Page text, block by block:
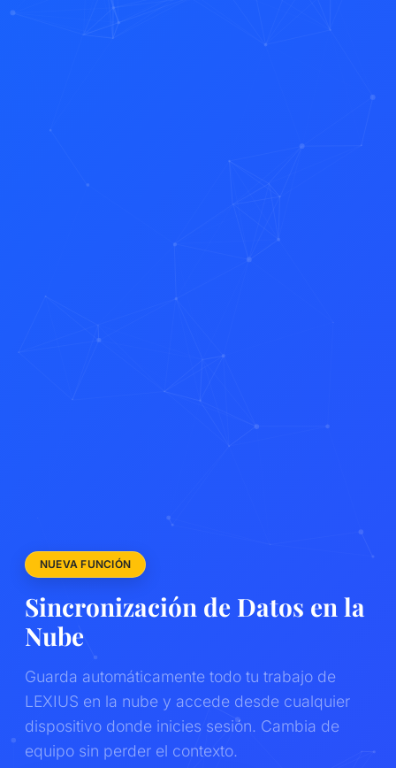
NUEVA FUNCIÓN
Sincronización de Datos en la
Nube
Guarda automáticamente todo tu trabajo de
LEXIUS en la nube y accede desde cualquier
dispositivo donde inicies sesión. Cambia de
equipo sin perder el contexto.